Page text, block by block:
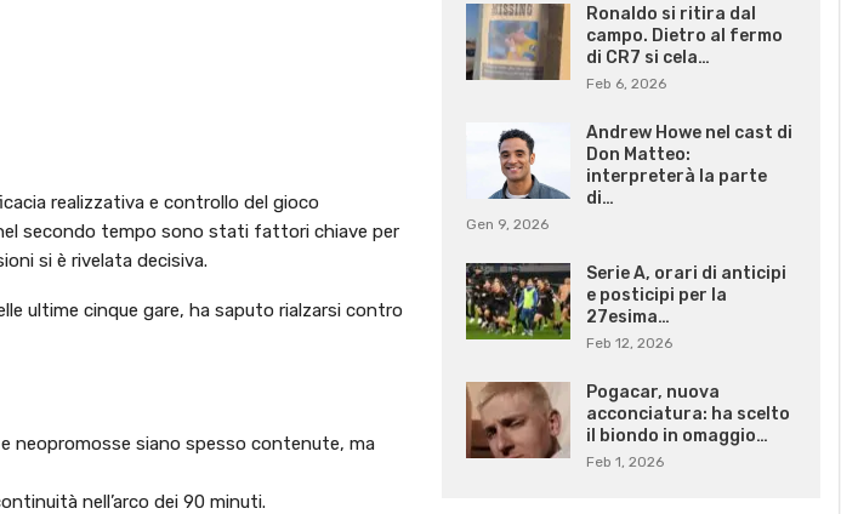
realizzativa e controllo del gioco
secondo tempo sono stati fattori chiave per
si è rivelata decisiva.
ultime cinque gare, ha saputo rialzarsi contro
neopromosse siano spesso contenute, ma
nell’arco dei 90 minuti.
Ronaldo si ritira dal
campo. Dietro al fermo
di CR7 si cela…
Feb 6, 2026
Andrew Howe nel cast di
Don Matteo:
interpreterà la parte
di…
Gen 9, 2026
Serie A, orari di anticipi
e posticipi per la
27esima…
Feb 12, 2026
Pogacar, nuova
acconciatura: ha scelto
il biondo in omaggio…
Feb 1, 2026